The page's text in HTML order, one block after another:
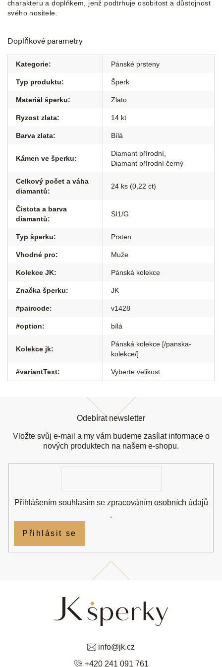
charakteru a doplňkem, jenž podtrhuje osobitost a důstojnost
svého nositele.
Doplňkové parametry
Kategorie: Pánské prsteny
Typ produktu: Šperk
Materiál šperku: Zlato
Ryzost zlata: 14 kt
Barva zlata: Bílá
Kámen ve šperku:
Diamant přírodní
Diamant přírodní černý
Celkový počet a váha
diamantů:
24 ks (0,22 ct)
Čistota a barva
diamantů:
SI1/G
Typ šperku: Prsten
Vhodné pro: Muže
Kolekce JK: Pánská kolekce
Značka šperku: JK
#paircode: v1428
#option: bílá
Kolekce jk:
Pánská kolekce [/panska-
kolekce/]
#variantText: Vyberte velikost
info@jk.cz
+420 241 091 761
Odebírat newsletter
Vložte svůj e-mail a my vám budeme zasílat informace o
nových produktech na našem e-shopu.
Přihlášením souhlasím se zpracováním osobních údajů
.
Přihlásit se